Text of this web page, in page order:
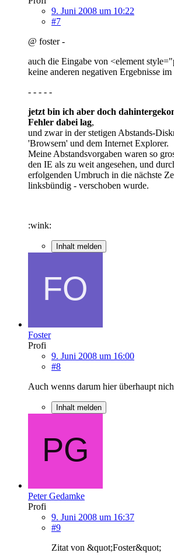
9. Juni 2008 um 10:22
#7
@ foster -
auch die Eingabe von <element
keine anderen negativen Ergebnisse
- - - - -
jetzt bin ich aber doch
Fehler dabei lag,
und zwar in der stetigen Abstands-
'Browsern' und dem Internet Explorer.
Meine Abstandsvorgaben waren so
den IE als zu weit angesehen, und
erfolgenden Umbruch in die nächste
linksbündig - verschoben wurde.
:wink:
Inhalt melden
Foster
Profi
9. Juni 2008 um 16:00
#8
Auch wenns darum hier überhaupt
Inhalt melden
Peter Gedamke
Profi
9. Juni 2008 um 16:37
#9
Zitat von &quot;Foster&quot;